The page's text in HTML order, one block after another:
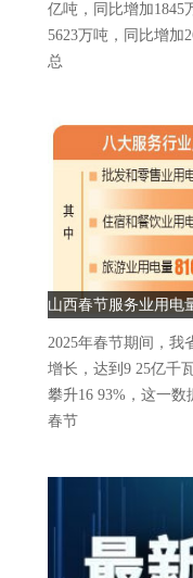
亿吨，同比增加1845
5623万吨，同比增加
总
山西春节服务业用电
2025年春节期间，我
增长，达到9 25亿千
攀升16 93%，这一
春节